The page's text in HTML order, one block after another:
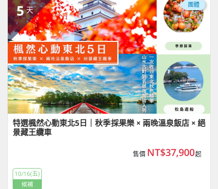
5 天
團體
特選楓然心動東北5日｜秋季採果樂 × 兩晚溫泉飯店 × 絕
景藏王纜車
售價 NT$37,900起
10/16(五)
候補